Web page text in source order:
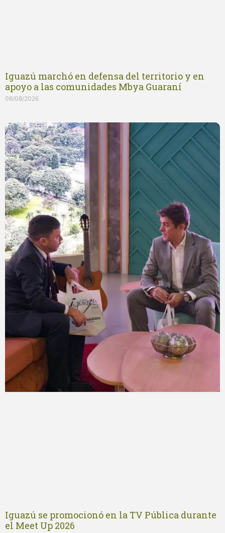
Iguazú marchó en defensa del territorio y en
apoyo a las comunidades Mbya Guaraní
06/08/2026
Iguazú se promocionó en la TV Pública durante
el Meet Up 2026